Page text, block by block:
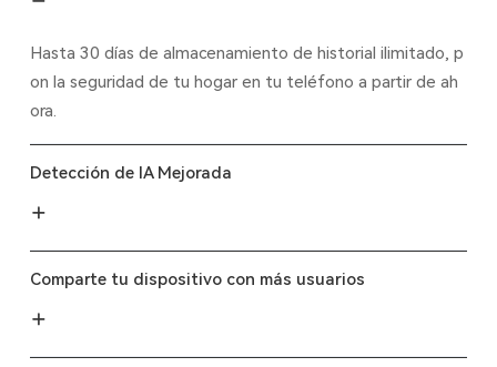
Hasta 30 días de almacenamiento de historial ilimitado, p
on la seguridad de tu hogar en tu teléfono a partir de ah
ora.
Detección de IA Mejorada
Comparte tu dispositivo con más usuarios